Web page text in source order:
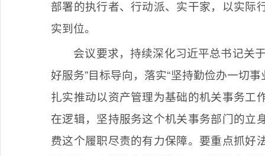
部署的执行者、行动派、实干家，以实际
实到位。
会议要求，持续深化习近平总书记关于
好服务”目标导向，落实“坚持勤俭办一切
扎实推动以资产管理为基础的机关事务工
在逻辑，坚持服务这个机关事务部门的立
费这个履职尽责的有力保障。要重点抓好